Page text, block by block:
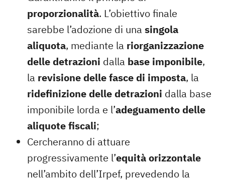
proporzionalità. L’obiettivo finale
sarebbe l’adozione di una singola
aliquota, mediante la riorganizzazione
delle detrazioni dalla base imponibile,
la revisione delle fasce di imposta, la
ridefinizione delle detrazioni dalla base
imponibile lorda e l’adeguamento delle
aliquote fiscali;
Cercheranno di attuare
progressivamente l’equità orizzontale
nell’ambito dell’Irpef, prevedendo la